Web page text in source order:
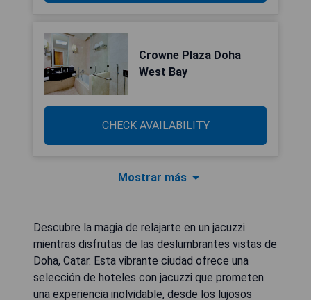
Crowne Plaza Doha
West Bay
CHECK AVAILABILITY
Mostrar más
Descubre la magia de relajarte en un jacuzzi
mientras disfrutas de las deslumbrantes vistas de
Doha, Catar. Esta vibrante ciudad ofrece una
selección de hoteles con jacuzzi que prometen
una experiencia inolvidable, desde los lujosos